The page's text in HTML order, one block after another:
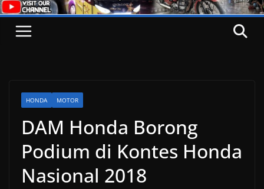
HONDA MOTOR
DAM Honda Borong
Podium di Kontes Honda
Nasional 2018